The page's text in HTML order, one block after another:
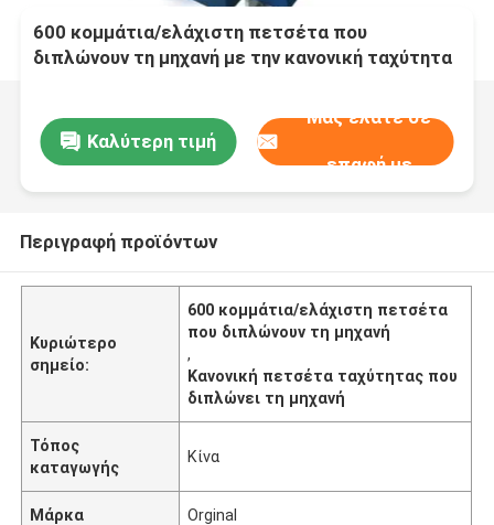
600 κομμάτια/ελάχιστη πετσέτα που
διπλώνουν τη μηχανή με την κανονική ταχύτητα
Καλύτερη τιμή
Μας ελάτε σε
επαφή με
Περιγραφή προϊόντων
Κυριώτερο
σημείο:
600 κομμάτια/ελάχιστη πετσέτα
που διπλώνουν τη μηχανή
,
Κανονική πετσέτα ταχύτητας που
διπλώνει τη μηχανή
Τόπος
καταγωγής
Κίνα
Μάρκα Orginal